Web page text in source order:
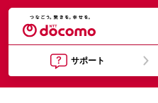
サポート